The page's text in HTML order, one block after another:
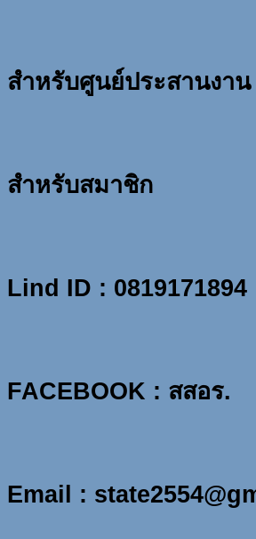
สำหรับศูนย์ประสานงาน
สำหรับสมาชิก
Lind ID : 0819171894
FACEBOOK : สสอร.
Email :